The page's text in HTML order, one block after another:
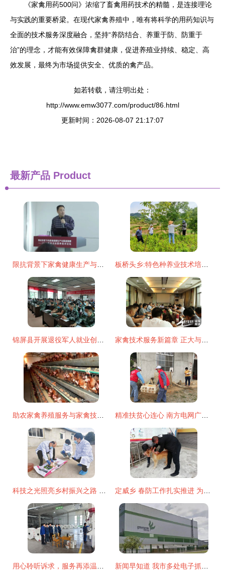
《家禽用药500问》浓缩了畜禽用药技术的精髓，是连接理论
与实践的重要桥梁。在现代家禽养殖中，唯有将科学的用药知识与
全面的技术服务深度融合，坚持“养防结合、养重于防、防重于
治”的理念，才能有效保障禽群健康，促进养殖业持续、稳定、高
效发展，最终为市场提供安全、优质的禽产品。
如若转载，请注明出处：
http://www.emw3077.com/product/86.html
更新时间：2026-08-07 21:17:07
最新产品 Product